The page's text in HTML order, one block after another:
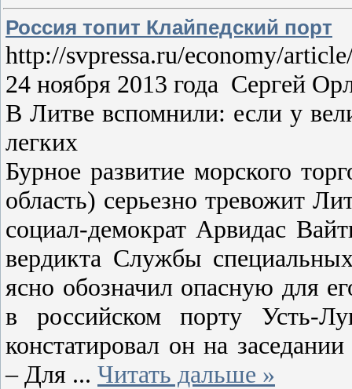
Россия топит Клайпедский порт
http://svpressa.ru/economy/
24 ноября 2013 года Сергей
В Литве вспомнили: если у
легких
Бурное развитие морского
область) серьезно тревожит
социал-демократ Арвидас
вердикта Службы
ясно обозначил опасную для
в российском порту Усть-
констатировал он на
– Для ... Читать дальше »